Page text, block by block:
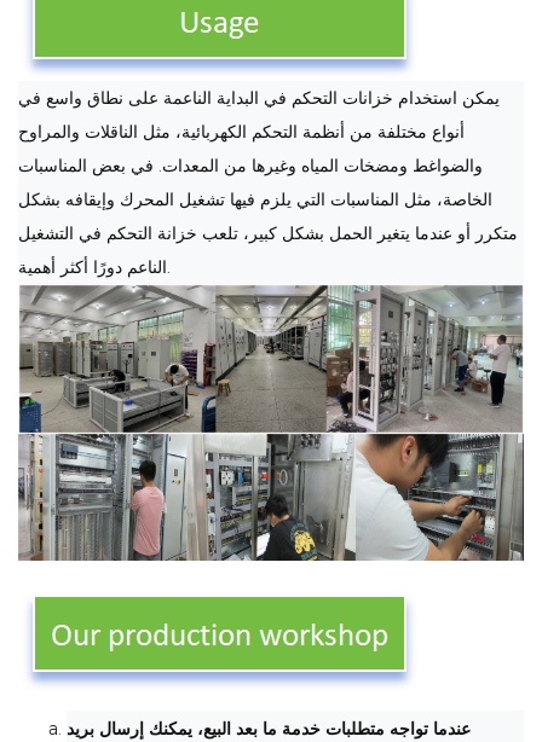
يمكن استخدام خزانات التحكم في البداية الناعمة على نطاق واسع في
أنواع مختلفة من أنظمة التحكم الكهربائية، مثل الناقلات والمراوح
والضواغط ومضخات المياه وغيرها من المعدات. في بعض المناسبات
الخاصة، مثل المناسبات التي يلزم فيها تشغيل المحرك وإيقافه بشكل
متكرر أو عندما يتغير الحمل بشكل كبير، تلعب خزانة التحكم في التشغيل
الناعم دورًا أكثر أهمية.
عندما تواجه متطلبات خدمة ما بعد البيع، يمكنك إرسال بريد